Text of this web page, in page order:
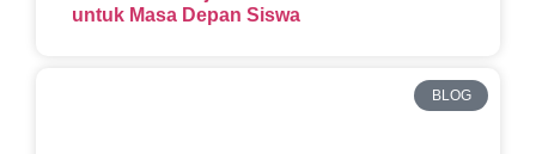
untuk Masa Depan Siswa
BLOG